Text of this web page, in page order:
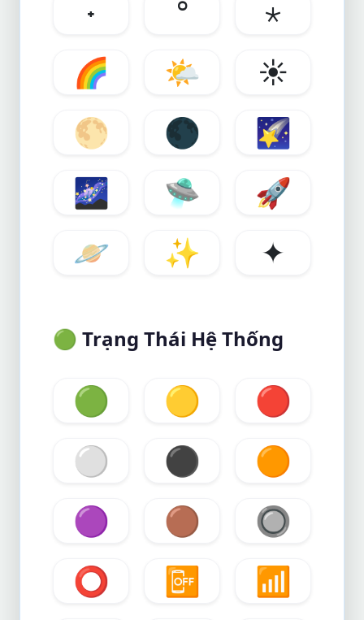
˖ °
⋆
🌈
🌤️
☀️
🌕
🌑
🌠
🌌
🛸
🚀
🪐
✨ ✦
🟢 Trạng Thái Hệ Thống
🟢 🟡
🔴
⚪
⚫
🟠
🟣
🟤
🔘
⭕
📴
📶